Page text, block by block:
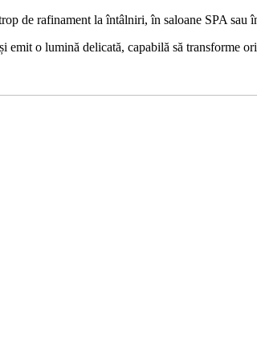
de rafinament la întâlniri, în saloane SPA sau
emit o lumină delicată, capabilă să transforme